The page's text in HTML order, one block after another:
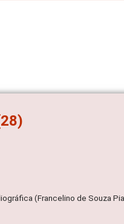
(Francelino de Souza